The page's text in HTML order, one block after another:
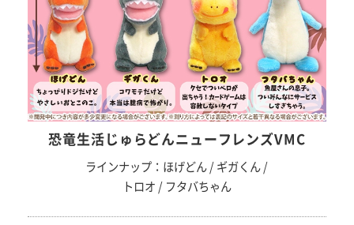
恐竜生活じゅらどんニューフレンズVMC
ラインナップ：ほげどん / ギガくん /
トロオ / フタバちゃん